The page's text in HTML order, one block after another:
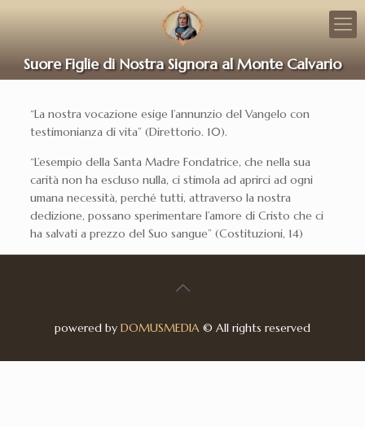
Suore Figlie di Nostra Signora al Monte Calvario
“La nostra vocazione esige l’annunzio del Vangelo con
testimonianza di vita” (Direttorio. 10).
“L’esempio della Santa Madre Fondatrice, che nella sua
carità non ha escluso nulla, ci stimola ad aprirci ad ogni
umana necessità, perché tutti, attraverso la nostra
dedizione, possano sperimentare l’amore di Cristo che ci
ha salvati a prezzo del Suo sangue” (Costituzioni, 14)
powered by DOMUSMEDIA © All rights reserved